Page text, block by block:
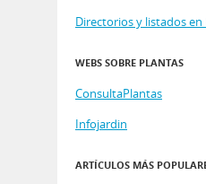
Directorios y listados en
WEBS SOBRE PLANTAS
ConsultaPlantas
Infojardin
ARTÍCULOS MÁS